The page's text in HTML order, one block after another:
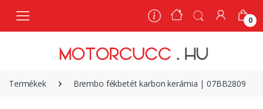
0
Termékek Brembo fékbetét karbon kerámia | 07BB2809
0